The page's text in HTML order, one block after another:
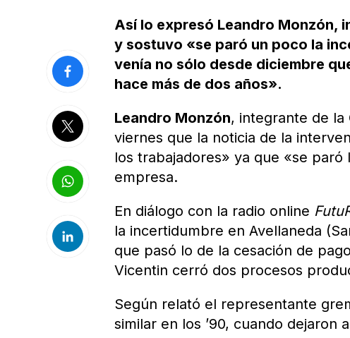
Así lo expresó Leandro Monzón,
y sostuvo «se paró un poco la
venía no sólo desde diciembre
hace más de dos años».
Leandro Monzón, integrante de la
viernes que la noticia de la
los trabajadores» ya que «se
empresa.
En diálogo con la radio online
la incertidumbre en Avellaneda
que pasó lo de la cesación de
Vicentin cerró dos procesos
Según relató el representante
similar en los ’90, cuando dejaron